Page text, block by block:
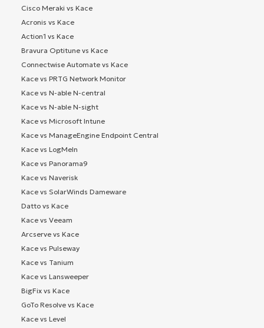
Cisco Meraki vs Kace
Acronis vs Kace
Action1 vs Kace
Bravura Optitune vs Kace
Connectwise Automate vs Kace
Kace vs PRTG Network Monitor
Kace vs N-able N-central
Kace vs N-able N-sight
Kace vs Microsoft Intune
Kace vs ManageEngine Endpoint Central
Kace vs LogMeIn
Kace vs Panorama9
Kace vs Naverisk
Kace vs SolarWinds Dameware
Datto vs Kace
Kace vs Veeam
Arcserve vs Kace
Kace vs Pulseway
Kace vs Tanium
Kace vs Lansweeper
BigFix vs Kace
GoTo Resolve vs Kace
Kace vs Level